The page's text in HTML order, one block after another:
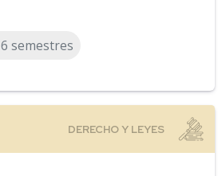
6 semestres